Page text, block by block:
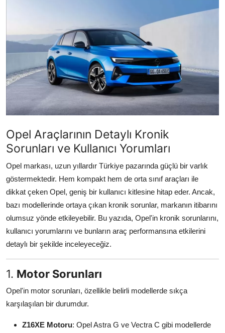
Bakım & Arıza Çözümleri
Elektrikli & Hibrit
Kiralama & Filo
Sürüş & Güvenlik
Yağlar & Sıvılar
LPG & Yakıt
Elektrik & Akü
Klima & Konfor
Aydınlatma & Görüş
Şanzıman & Aktarma
Dizel Sistemler
Multimedya & Elektronik
Opel Araçlarının Detaylı Kronik
Sorunları ve Kullanıcı Yorumları
Opel markası, uzun yıllardır Türkiye pazarında güçlü bir varlık
göstermektedir. Hem kompakt hem de orta sınıf araçları ile
dikkat çeken Opel, geniş bir kullanıcı kitlesine hitap eder. Ancak,
bazı modellerinde ortaya çıkan kronik sorunlar, markanın itibarını
olumsuz yönde etkileyebilir. Bu yazıda, Opel'in kronik sorunlarını,
kullanıcı yorumlarını ve bunların araç performansına etkilerini
detaylı bir şekilde inceleyeceğiz.
1. Motor Sorunları
Opel'in motor sorunları, özellikle belirli modellerde sıkça
karşılaşılan bir durumdur.
Z16XE Motoru: Opel Astra G ve Vectra C gibi modellerde